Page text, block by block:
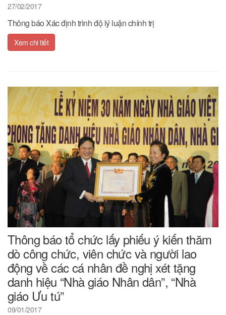
27/02/2017
Thông báo Xác định trình độ lý luận chính trị
Xem chi tiết
Thông báo tổ chức lấy phiếu ý kiến thăm
dò công chức, viên chức và người lao
động về các cá nhân đề nghị xét tặng
danh hiệu “Nhà giáo Nhân dân”, “Nhà
giáo Ưu tú”
09/01/2017